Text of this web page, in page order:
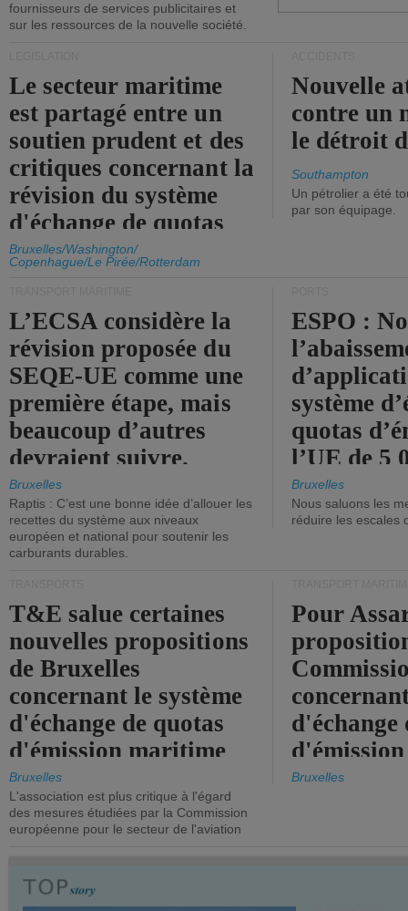
fournisseurs de services publicitaires et
sur les ressources de la nouvelle société.
Le secteur maritime
est partagé entre un
soutien prudent et des
critiques concernant la
révision du système
d'échange de quotas
d'émission de l'UE.
Bruxelles/Washington/
Copenhague/Le Pirée/Rotterdam
Nouvelle
contre un
le détroit
Southampton
Un pétrolier a été
par son équipage.
L’ECSA considère la
révision proposée du
SEQE-UE comme une
première étape, mais
beaucoup d’autres
devraient suivre.
Bruxelles
Raptis : C’est une bonne idée d’allouer les
recettes du système aux niveaux
européen et national pour soutenir les
carburants durables.
ESPO :
système
quotas
l’UE de 5
tonneaux
brute.
Bruxelles
Nous saluons les
réduire les escales
T&E salue certaines
nouvelles propositions
de Bruxelles
concernant le système
d'échange de quotas
d'émission maritime
de l'UE.
Bruxelles
L'association est plus critique à l'égard
des mesures étudiées par la Commission
européenne pour le secteur de l'aviation
Pour
d'échange
timide,
Bruxelles